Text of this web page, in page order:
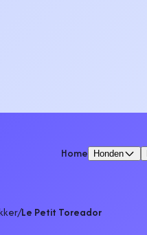
Home Honden
/Le Petit Toreador